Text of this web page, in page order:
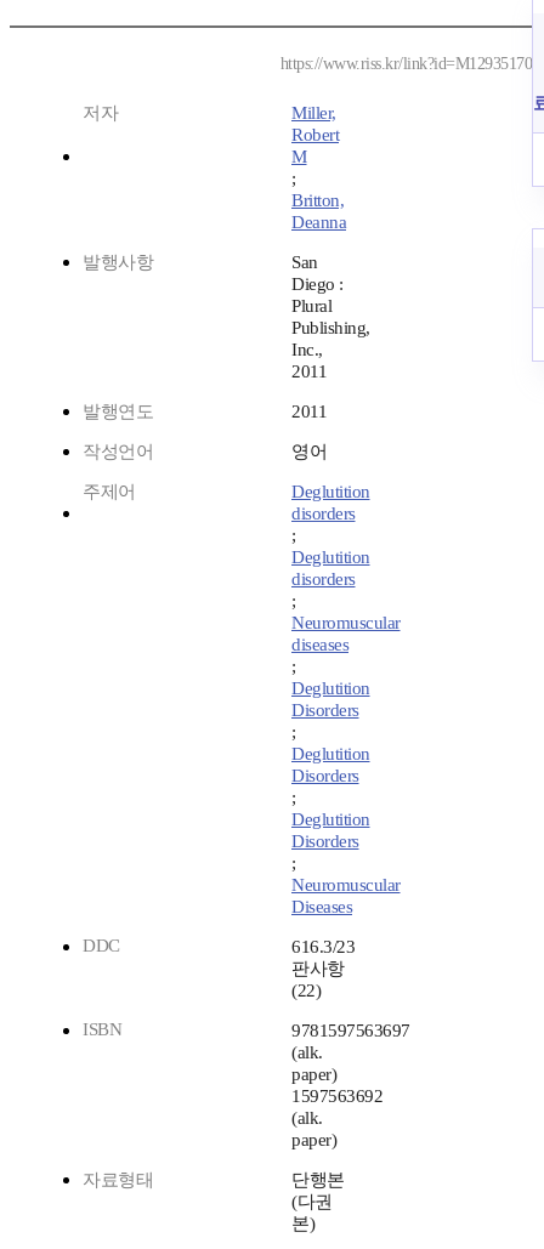
https://www.riss.kr/link?id=M12935170
저자
Miller,
Robert
M
;
Britton,
Deanna
발행사항
San
Diego :
Plural
Publishing,
Inc.,
2011
발행연도 2011
작성언어 영어
주제어
Deglutition
disorders
;
Deglutition
disorders
;
Neuromuscular
diseases
;
Deglutition
Disorders
;
Deglutition
Disorders
;
Deglutition
Disorders
;
Neuromuscular
Diseases
DDC
616.3/23
판사항
(22)
ISBN
9781597563697
(alk.
paper)
1597563692
(alk.
paper)
자료형태
단행본
(다권
본)